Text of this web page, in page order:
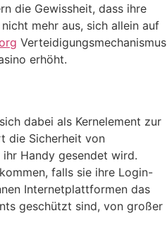
die Gewissheit, dass ihre
mehr aus, sich allein auf
Verteidigungsmechanismus
erhöht.
dabei als Kernelement zur
die Sicherheit von
Handy gesendet wird.
falls sie ihre Login-
Internetplattformen das
geschützt sind, von großer